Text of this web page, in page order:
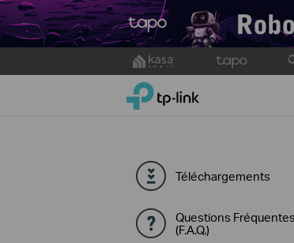
to
TP-Link, Reliably Smart
Téléchargements
Questions Fréquentes
(F.A.Q.)